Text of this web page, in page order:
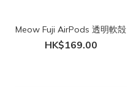
Meow Fuji AirPods 透明軟殻
HK$169.00